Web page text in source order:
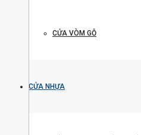
CỬA VÒM GỖ
CỬA NHỰA